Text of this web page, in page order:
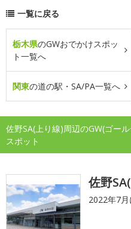
一覧に戻る
栃木県のGWおでかけスポッ
ト一覧へ
関東の道の駅・SA/PA一覧へ
佐野SA(上り線)周辺のGW(ゴー
スポット
佐野
2022年7